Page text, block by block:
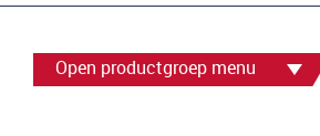
Open productgroep menu